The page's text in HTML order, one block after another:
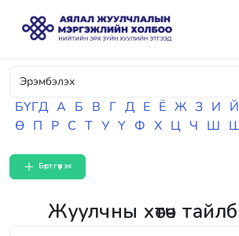
БҮГД А Б В Г Д Е Ё Ж З И Й
Ө П Р С Т У Ү Ф Х Ц Ч Ш
Бүртгүүлэх
Жуулчны хөтөч